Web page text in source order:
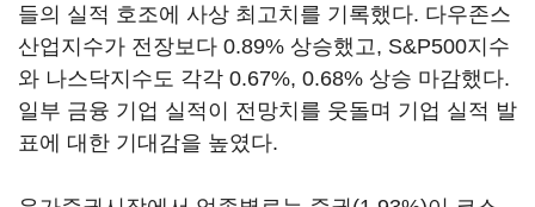
들의 실적 호조에 사상 최고치를 기록했다. 다우존스
산업지수가 전장보다 0.89% 상승했고, S&P500지수
와 나스닥지수도 각각 0.67%, 0.68% 상승 마감했다.
일부 금융 기업 실적이 전망치를 웃돌며 기업 실적 발
표에 대한 기대감을 높였다.